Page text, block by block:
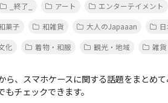
_終了_ アート エンターテイメント
菓子 和雑貨 大人のJapaaan
化 着物・和服 観光・地域 雑
ら、スマホケースに関する話題をまとめ
チェックできます。